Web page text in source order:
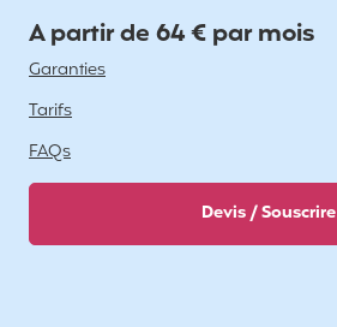
A partir de 64 € par mois
Garanties
Tarifs
FAQs
Devis / Souscrire